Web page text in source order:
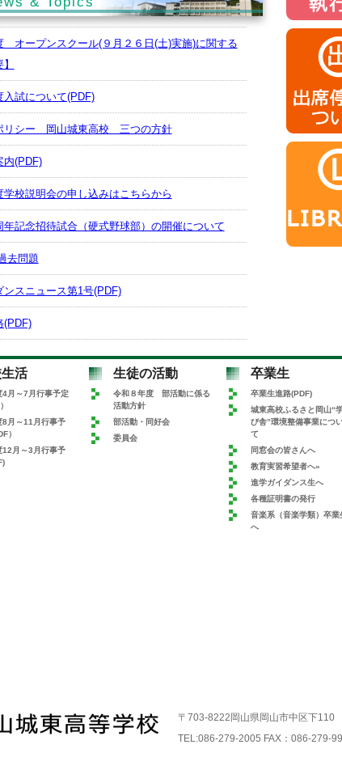
年記念招待試合（硬式野球部）の開催について
去問題
オープンスクール(９月２６日(土)実施)に関する
入試について(PDF)
リシー 岡山城東高校 三つの方針
内(PDF)
学校説明会の申し込みはこちらから
年記念招待試合（硬式野球部）の開催について
去問題
ンスニュース第1号(PDF)
(PDF)
～3月行事予定(PDF)
活
4月～7月行事予定
8月～11月行事予
）
12月～3月行事予
生徒の活動
令和８年度 部活動に係る
活動方針
部活動・同好会
委員会
卒業生
卒業生進路(PDF)
城東高校ふるさと岡山“
び舎”環境整備事業につ
て
同窓会の皆さんへ
教育実習希望者へ»
進学ガイダンス生へ
各種証明書の発行
音楽系（音楽学類）卒業
へ
〒703-8222岡山県岡山市中区下110
TEL:086-279-2005 FAX：086-279-